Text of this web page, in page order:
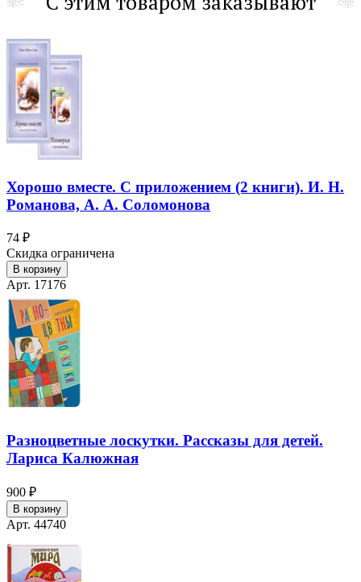
Хорошо вместе. С приложением (2 книги). И. Н.
Романова, А. А. Соломонова
74 ₽
Скидка ограничена
В корзину
Арт. 17176
Разноцветные лоскутки. Рассказы для детей.
Лариса Калюжная
900 ₽
В корзину
Арт. 44740